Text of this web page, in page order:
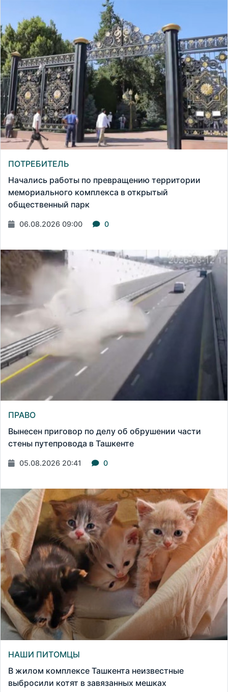
ПОТРЕБИТЕЛЬ
Начались работы по превращению территории
мемориального комплекса в открытый
общественный парк
06.08.2026 09:00 0
ПРАВО
Вынесен приговор по делу об обрушении части
стены путепровода в Ташкенте
05.08.2026 20:41 0
НАШИ ПИТОМЦЫ
В жилом комплексе Ташкента неизвестные
выбросили котят в завязанных мешках